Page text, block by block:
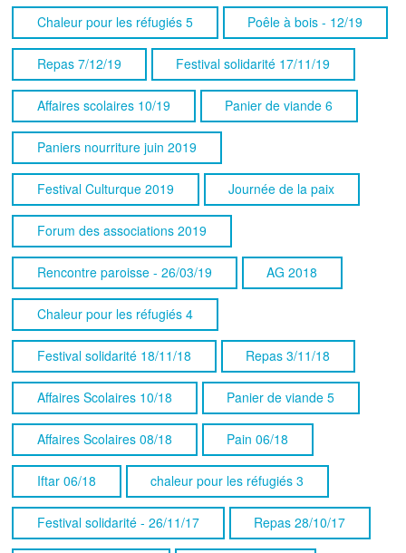
Chaleur pour les réfugiés 5 Poêle à bois - 12/19
Repas 7/12/19 Festival solidarité 17/11/19
Affaires scolaires 10/19 Panier de viande 6
Paniers nourriture juin 2019
Festival Culturque 2019 Journée de la paix
Forum des associations 2019
Rencontre paroisse - 26/03/19 AG 2018
Chaleur pour les réfugiés 4
Festival solidarité 18/11/18 Repas 3/11/18
Affaires Scolaires 10/18 Panier de viande 5
Affaires Scolaires 08/18 Pain 06/18
Iftar 06/18 chaleur pour les réfugiés 3
Festival solidarité - 26/11/17 Repas 28/10/17